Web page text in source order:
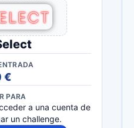
€
PARA
a una cuenta de
un challenge.